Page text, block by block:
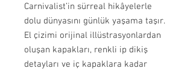
Carnivalist’in sürreal hikâyelerle
dolu dünyasını günlük yaşama taşır.
El çizimi orijinal illüstrasyonlardan
oluşan kapakları, renkli ip dikiş
detayları ve iç kapaklara kadar